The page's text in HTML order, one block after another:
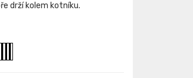
drží kolem kotníku.